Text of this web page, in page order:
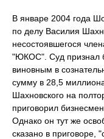
В январе 2004 года
по делу Василия
несостоявшегося
"ЮКОС". Суд признал
виновным в
сумму в 28,5
Шахновского на
приговорил
Однако он тут же
сказано в приговоре,